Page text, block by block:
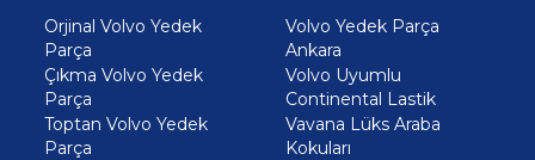
Orjinal Volvo Yedek
Parça
Çıkma Volvo Yedek
Parça
Toptan Volvo Yedek
Parça
Volvo Yedek Parça
Ankara
Volvo Uyumlu
Continental Lastik
Vavana Lüks Araba
Kokuları